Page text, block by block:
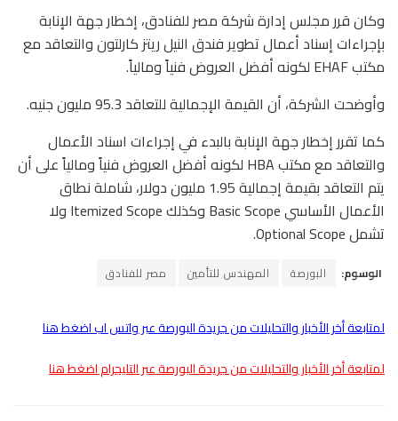
وكان قرر مجلس إدارة شركة مصر للفنادق، إخطار جهة الإنابة
بإجراءات إسناد أعمال تطوير فندق النيل ريتز كارلتون والتعاقد مع
مكتب EHAF لكونه أفضل العروض فنياً ومالياً.
وأوضحت الشركة، أن القيمة الإجمالية للتعاقد 95.3 مليون جنيه.
كما تقرر إخطار جهة الإنابة بالبدء في إجراءات اسناد الأعمال
والتعاقد مع مكتب HBA لكونه أفضل العروض فنياً ومالياً على أن
يتم التعاقد بقيمة إجمالية 1.95 مليون دولار، شاملة نطاق
الأعمال الأساسي Basic Scope وكذلك Itemized Scope ولا
تشمل Optional Scope.
الوسوم: البورصة المهندس للتأمين مصر للفنادق
لمتابعة أخر الأخبار والتحليلات من جريدة البورصة عبر واتس اب اضغط هنا
لمتابعة أخر الأخبار والتحليلات من جريدة البورصة عبر التليجرام اضغط هنا